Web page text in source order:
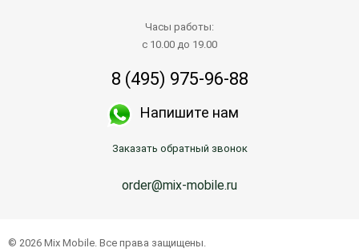
Часы работы:
с 10.00 до 19.00
8 (495) 975-96-88
Напишите нам
Заказать обратный звонок
order@mix-mobile.ru
© 2026 Mix Mobile. Все права защищены.